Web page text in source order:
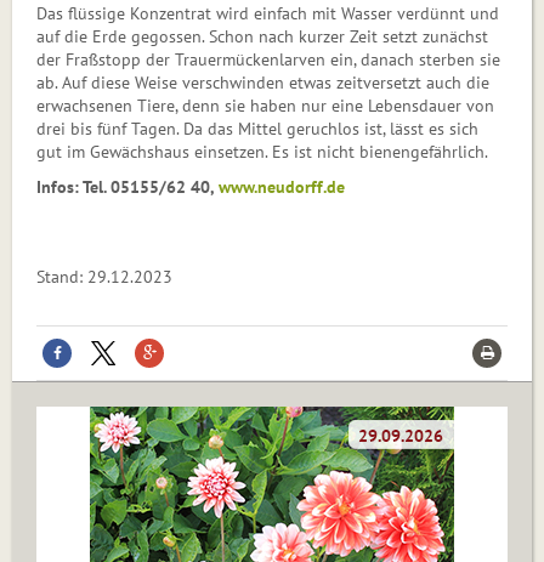
Das flüssige Konzentrat wird einfach mit Wasser verdünnt und
auf die Erde gegossen. Schon nach kurzer Zeit setzt zunächst
der Fraßstopp der Trau­ermückenlarven ein, danach sterben sie
ab. Auf diese Weise verschwinden etwas zeitversetzt auch die
erwachsenen Tiere, denn sie haben nur eine Lebensdauer von
drei bis fünf Tagen. Da das Mittel geruchlos ist, lässt es sich
gut im Gewächshaus einsetzen. Es ist nicht bienengefährlich.
Infos: Tel. 05155/62 40, www.neudorff.de
Stand: 29.12.2023